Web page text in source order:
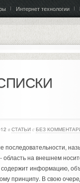
Интернет технологии
в СТАТЬИ с БЕЗ
последовательности,
область на внешнем
содержит информацию,
принципу. В свою